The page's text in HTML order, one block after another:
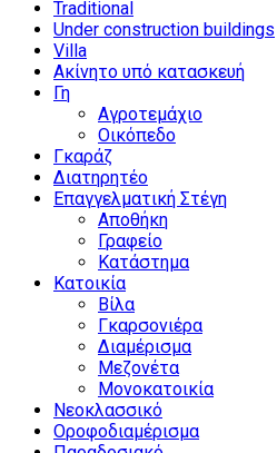
Traditional
Under construction buildings
Villa
Ακίνητο υπό κατασκευή
Γη
Αγροτεμάχιο
Οικόπεδο
Γκαράζ
Διατηρητέο
Επαγγελματική Στέγη
Αποθήκη
Γραφείο
Κατάστημα
Κατοικία
Βίλα
Γκαρσονιέρα
Διαμέρισμα
Μεζονέτα
Μονοκατοικία
Νεοκλασσικό
Οροφοδιαμέρισμα